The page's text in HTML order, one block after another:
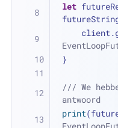
let
}
/// We
antwoord
print